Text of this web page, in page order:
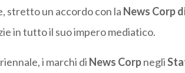
stretto un accordo con la News Corp
in tutto il suo impero mediatico.
i marchi di News Corpnegli